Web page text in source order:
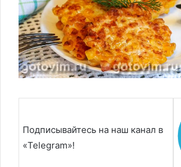
Подписывайтесь на наш канал в
«Telegram»!